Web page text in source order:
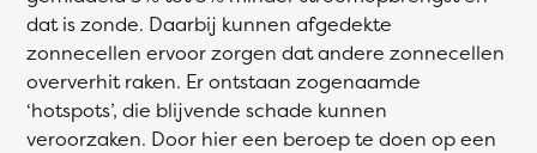
dat is zonde. Daarbij kunnen afgedekte
zonnecellen ervoor zorgen dat andere zonnecellen
oververhit raken. Er ontstaan zogenaamde
‘hotspots’, die blijvende schade kunnen
veroorzaken. Door hier een beroep te doen op een